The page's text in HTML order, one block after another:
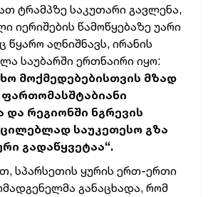
ტრამპზე საკუთარი გავლენა,
იერიშების წამოწყებაზე უარი
წყარო აღნიშნავს, ირანის
საუბარში ერთნაირი იყო:
მოქმედებებისთვის მზად
და რეგიონში ნგრევის
საუკეთესო გზა
გადაწყვეტაა“.
სპარსეთის ყურის ერთ-ერთი
განაცხადა, რომ